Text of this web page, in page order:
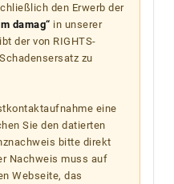
den Erwerb der
damag“ in unserer
der von RIGHTS-
zu
eine
Sie den datierten
bitte direkt
Nachweis muss auf
Webseite, das